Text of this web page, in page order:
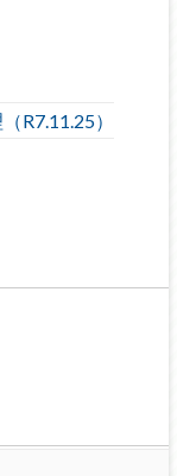
R7.11.25）